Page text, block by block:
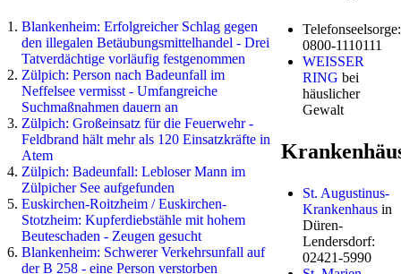
Blankenheim: Erfolgreicher Schlag gegen
den illegalen Betäubungsmittelhandel - Drei
Tatverdächtige vorläufig festgenommen
Zülpich: Person nach Badeunfall im
Neffelsee vermisst - Umfangreiche
Suchmaßnahmen dauern an
Zülpich: Großeinsatz für die Feuerwehr -
Feldbrand hält mehr als 120 Einsatzkräfte in
Atem
Zülpich: Badeunfall: Lebloser Mann im
Zülpicher See aufgefunden
Euskirchen-Roitzheim / Euskirchen-
Stotzheim: Kupferdiebstähle mit hohem
Beuteschaden - Zeugen gesucht
Blankenheim: Schwerer Verkehrsunfall auf
der B 258 - eine Person verstorben
Telefonseelsorge:
0800-1110111
WEISSER
RING bei
häuslicher
Gewalt
St. Augustinus-
Krankenhausin
Düren-
Lendersdorf:
02421-5990